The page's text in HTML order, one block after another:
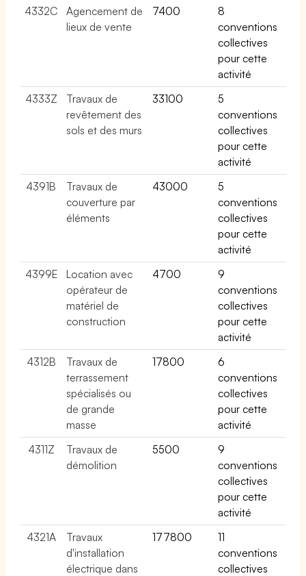
4332C
Agencement de
lieux de vente
7400
8
conventions
collectives
pour cette
activité
4333Z
Travaux de
revêtement des
sols et des murs
33100
5
conventions
collectives
pour cette
activité
4391B
Travaux de
couverture par
éléments
43000
5
conventions
collectives
pour cette
activité
4399E
Location avec
opérateur de
matériel de
construction
4700
9
conventions
collectives
pour cette
activité
4312B
Travaux de
terrassement
spécialisés ou
de grande
masse
17800
6
conventions
collectives
pour cette
activité
4311Z
Travaux de
démolition
5500
9
conventions
collectives
pour cette
activité
4321A
Travaux
d'installation
électrique dans
177800
11
conventions
collectives